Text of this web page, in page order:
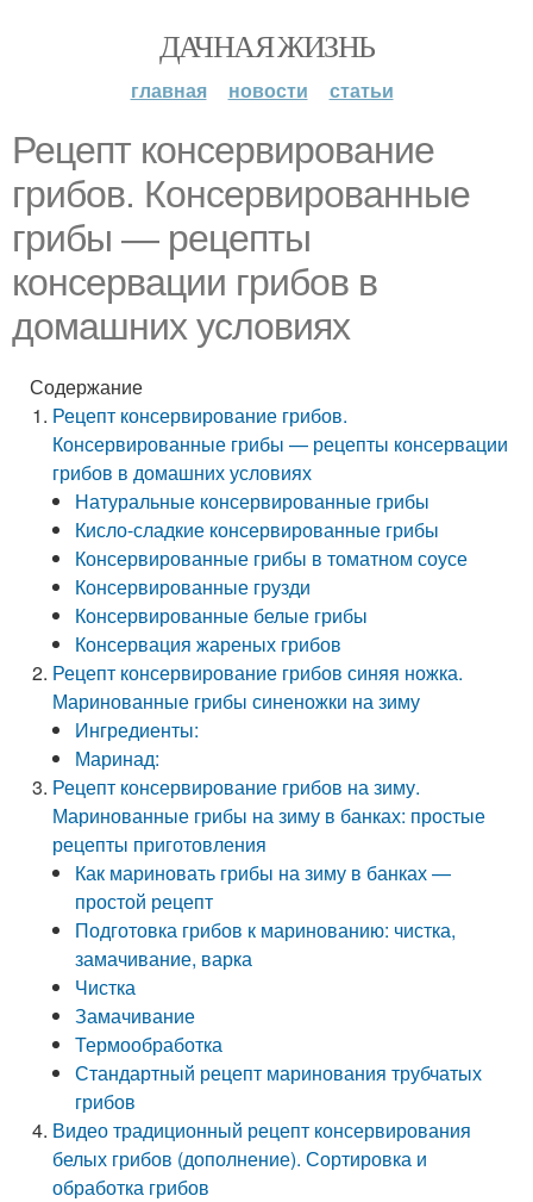
ДАЧНАЯ ЖИЗНЬ
главная новости статьи
Рецепт консервирование
грибов. Консервированные
грибы — рецепты
консервации грибов в
домашних условиях
Содержание
Рецепт консервирование грибов.
Консервированные грибы — рецепты консервации
грибов в домашних условиях
Натуральные консервированные грибы
Кисло-сладкие консервированные грибы
Консервированные грибы в томатном соусе
Консервированные грузди
Консервированные белые грибы
Консервация жареных грибов
Рецепт консервирование грибов синяя ножка.
Маринованные грибы синеножки на зиму
Ингредиенты:
Маринад:
Рецепт консервирование грибов на зиму.
Маринованные грибы на зиму в банках: простые
рецепты приготовления
Как мариновать грибы на зиму в банках —
простой рецепт
Подготовка грибов к маринованию: чистка,
замачивание, варка
Чистка
Замачивание
Термообработка
Стандартный рецепт маринования трубчатых
грибов
Видео традиционный рецепт консервирования
белых грибов (дополнение). Сортировка и
обработка грибов